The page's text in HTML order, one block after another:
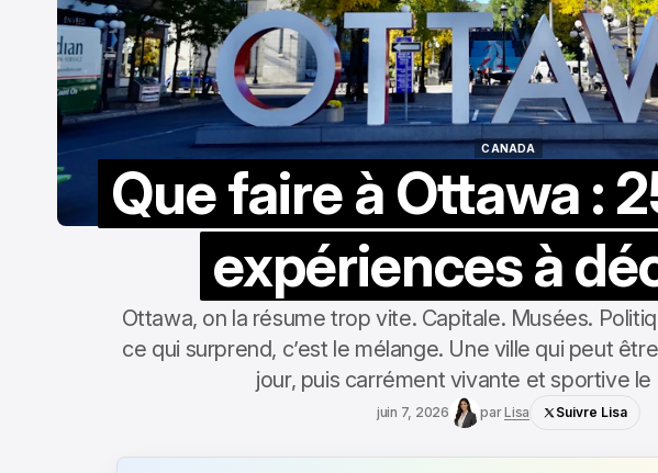
CANADA
Que faire à Ottawa :
expériences à
Ottawa, on la résume trop vite. Capitale. Musées.
ce qui surprend, c’est le mélange. Une ville qui peut
jour, puis carrément vivante et sportive le
juin 7, 2026 parLisa Suivre Lisa